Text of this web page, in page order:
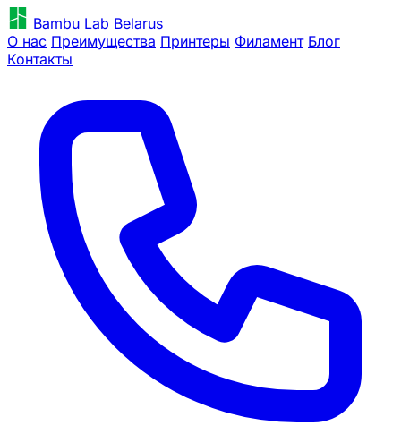
Bambu Lab Belarus
О нас Преимущества Принтеры Филамент Блог
Контакты